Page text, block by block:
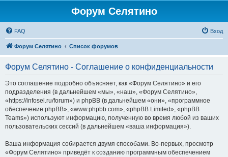
Форум Селятино
FAQ Вход
Форум Селятино Список форумов
Форум Селятино - Соглашение о конфиденциальности
Это соглашение подробно объясняет, как «Форум Селятино» и его
подразделения (в дальнейшем «мы», «наш», «Форум Селятино»,
«https://infosel.ru/forum») и phpBB (в дальнейшем «они», «программное
обеспечение phpBB», «www.phpbb.com», «phpBB Limited», «phpBB
Teams») используют информацию, полученную во время любой из ваших
пользовательских сессий (в дальнейшем «ваша информация»).
Ваша информация собирается двумя способами. Во-первых, просмотр
«Форум Селятино» приведёт к созданию программным обеспечением